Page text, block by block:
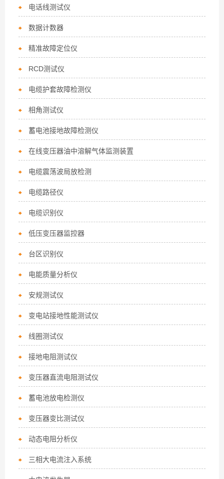
电话线测试仪
数据计数器
精准故障定位仪
RCD测试仪
电缆护套故障检测仪
相角测试仪
蓄电池接地故障检测仪
在线变压器油中溶解气体监测装置
电缆震荡波局放检测
电缆路径仪
电缆识别仪
低压变压器监控器
台区识别仪
电能质量分析仪
安规测试仪
变电站接地性能测试仪
线圈测试仪
接地电阻测试仪
变压器直流电阻测试仪
蓄电池放电检测仪
变压器变比测试仪
动态电阻分析仪
三相大电流注入系统